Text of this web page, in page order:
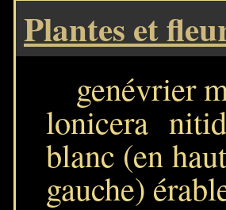
Plantes et
genévrier
lonicera
blanc (en
gauche)